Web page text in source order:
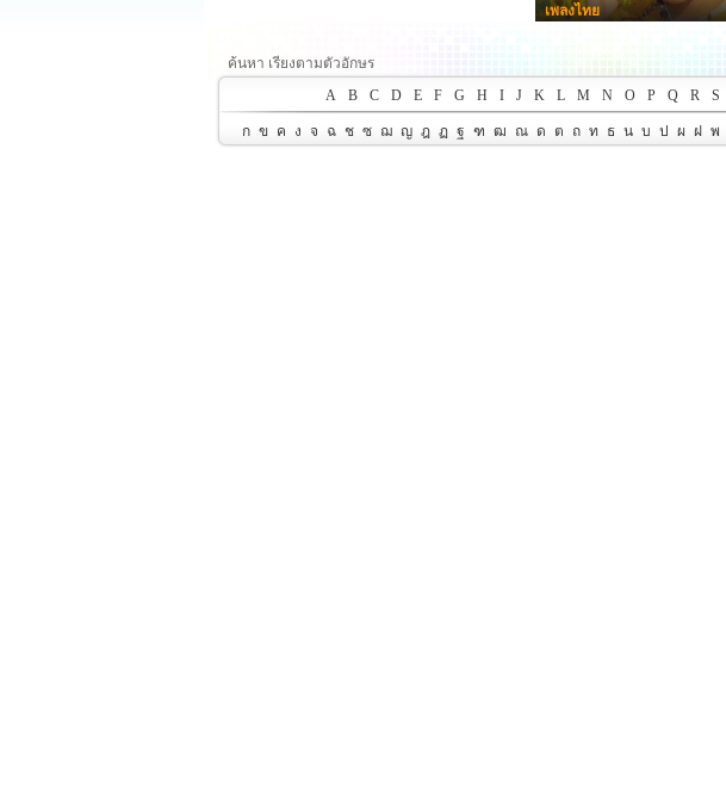
เพลงไทย
ค้นหา เรียงตามตัวอักษร
A
B C D E F G H I J K L M N O P Q R S
ก ข ค ง จ ฉ ช ซ ฌ ญ ฎ ฏ ฐ ฑ ฒ ณ ด ต ถ ท ธ น บ ป ผ ฝ พ